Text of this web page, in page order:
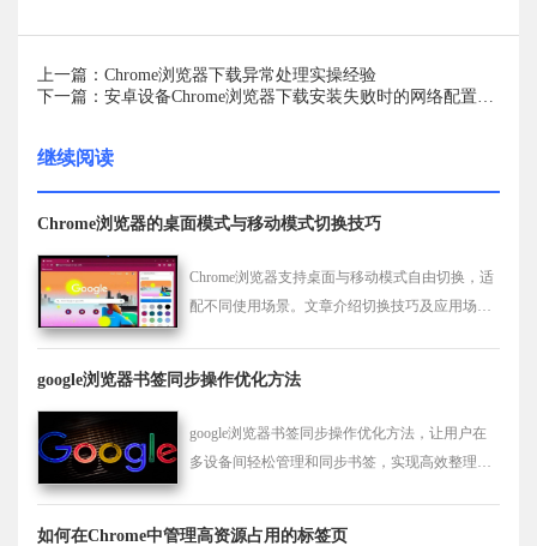
上一篇：Chrome浏览器下载异常处理实操经验
下一篇：安卓设备Chrome浏览器下载安装失败时的网络配置调整
继续阅读
Chrome浏览器的桌面模式与移动模式切换技巧
Chrome浏览器支持桌面与移动模式自由切换，适
配不同使用场景。文章介绍切换技巧及应用场
google浏览器书签同步操作优化方法
google浏览器书签同步操作优化方法，让用户在
多设备间轻松管理和同步书签，实现高效整理和
如何在Chrome中管理高资源占用的标签页